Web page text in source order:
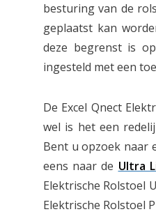
besturing van de
geplaatst kan
deze begrenst is
ingesteld met een
De Excel Qnect
wel is het een
Bent u opzoek naar
eens naar de Ultra
Elektrische Rolstoel
Elektrische Rolstoel